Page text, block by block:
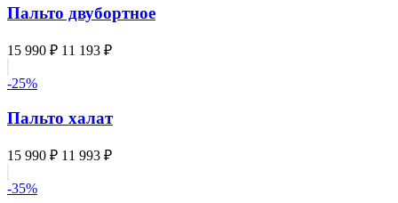
Пальто двубортное
15 990 ₽ 11 193 ₽
-25%
Пальто халат
15 990 ₽ 11 993 ₽
-35%